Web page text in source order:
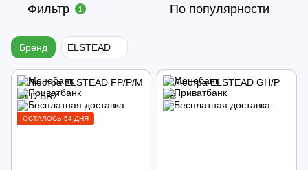
Фильтр 1 По популярности
Бренд ELSTEAD
ОСТАЛОСЬ 54 ДНЯ